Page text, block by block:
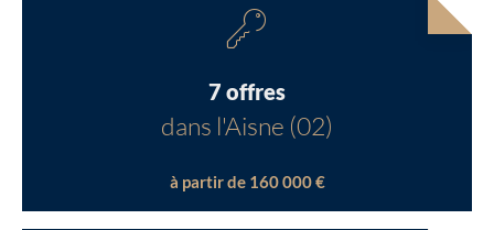
7 offres
dans l'Aisne (02)
à partir de 160 000 €